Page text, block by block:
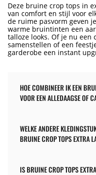
Deze bruine crop tops in
van comfort en stijl voor
de ruime pasvorm geven
warme bruintinten een
talloze looks. Of je nu een
samenstellen of een
garderobe een instant
HOE COMBINEER IK EEN
VOOR EEN ALLEDAAGSE OF
WELKE ANDERE
BRUINE CROP TOPS EXTRA
IS BRUINE CROP TOPS